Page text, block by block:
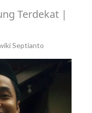
Terdekat |
Septianto